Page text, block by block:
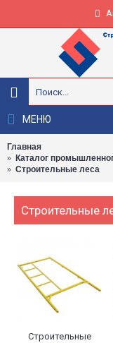
МЕНЮ
Главная
Каталог
Строительные леса
Строительные
Строительные